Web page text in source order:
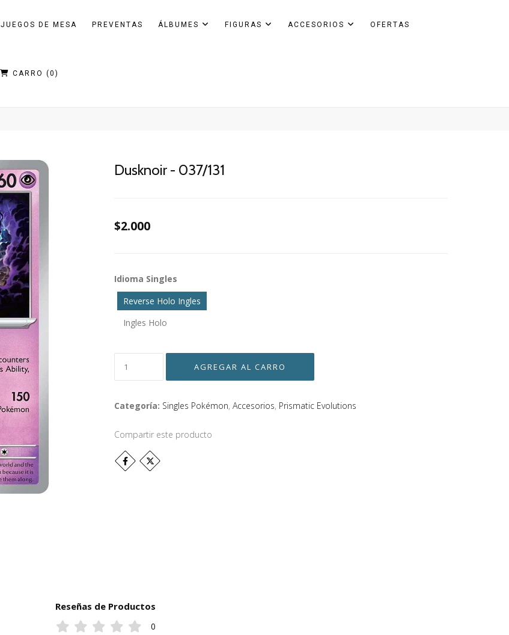
JUEGOS DE MESA PREVENTAS ÁLBUMES FIGURAS ACCESORIOS OFERTAS
CARRO (0 )
Dusknoir - 037/131
$2.000
Idioma Singles
Reverse Holo Ingles
Ingles Holo
Categoría: Singles Pokémon, Accesorios, Prismatic Evolutions
Compartir este producto
Reseñas de Productos
0